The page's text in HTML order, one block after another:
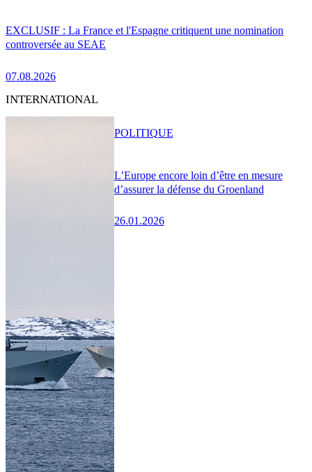
EXCLUSIF : La France et l'Espagne critiquent une nomination
controversée au SEAE
07.08.2026
INTERNATIONAL
L’Europe encore loin d’être en mesure
d’assurer la défense du Groenland
26.01.2026
POLITIQUE